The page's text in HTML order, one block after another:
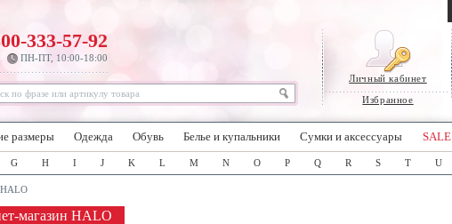
Личный кабинет
Избранное
333-57-92
ПН-ПТ, 10:00-18:00
размеры Одежда Обувь Белье и купальники Сумки и аксессуары SALE
G H I J K L M N O P Q R S T U
HALO
магазин HALO